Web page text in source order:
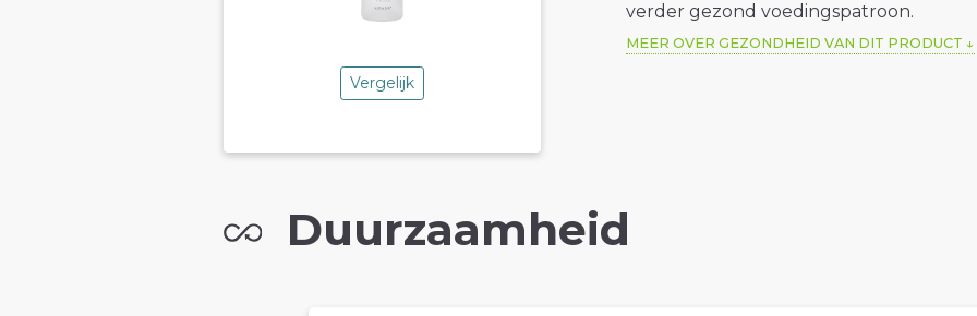
Vergelijk
verder gezond voedingspatroon.
MEER OVER GEZONDHEID VAN DIT PRODUCT
Duurzaamheid